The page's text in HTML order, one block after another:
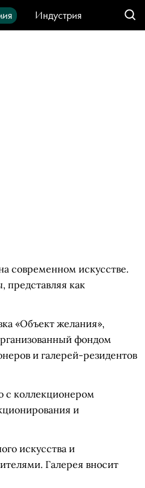
Индустрия
современном искусстве.
представляя как
«Объект желания»,
фондом
и галерей-резидентов
с коллекционером
и
искусства и
Галерея вносит